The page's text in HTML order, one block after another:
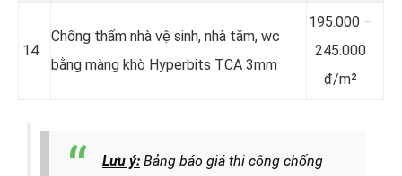
14
Chống thấm nhà vệ sinh, nhà tắm, wc
bằng màng khò Hyperbits TCA 3mm
195.000 –
245.000
đ/m²
Lưu ý: Bảng báo giá thi công chống